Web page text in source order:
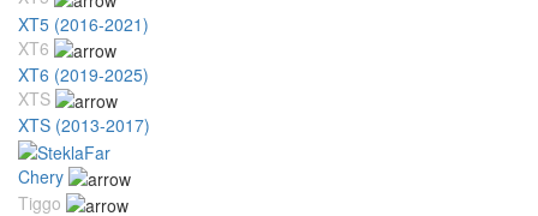
XT5 (2016-2021)
XT6
XT6 (2019-2025)
XTS
XTS (2013-2017)
Chery
Tiggo